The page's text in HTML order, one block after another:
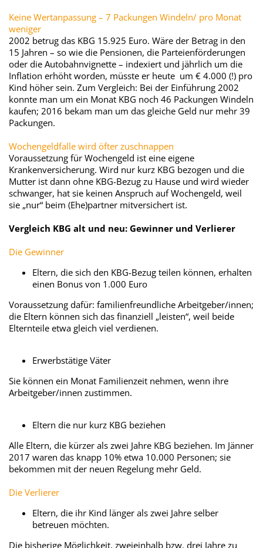
Keine Wertanpassung – 7 Packungen Windeln/ pro Monat
weniger
2002 betrug das KBG 15.925 Euro. Wäre der Betrag in den
15 Jahren – so wie die Pensionen, die Parteienförderungen
oder die Autobahnvignette – indexiert und jährlich um die
Inflation erhöht worden, müsste er heute um € 4.000 (!) pro
Kind höher sein. Zum Vergleich: Bei der Einführung 2002
konnte man um ein Monat KBG noch 46 Packungen Windeln
kaufen; 2016 bekam man um das gleiche Geld nur mehr 39
Packungen.
Wochengeldfalle wird öfter zuschnappen
Voraussetzung für Wochengeld ist eine eigene
Krankenversicherung. Wird nur kurz KBG bezogen und die
Mutter ist dann ohne KBG-Bezug zu Hause und wird wieder
schwanger, hat sie keinen Anspruch auf Wochengeld, weil
sie „nur“ beim (Ehe)partner mitversichert ist.
Vergleich KBG alt und neu: Gewinner und Verlierer
Die Gewinner
Eltern, die sich den KBG-Bezug teilen können, erhalten
einen Bonus von 1.000 Euro
Voraussetzung dafür: familienfreundliche Arbeitgeber/innen;
die Eltern können sich das finanziell „leisten“, weil beide
Elternteile etwa gleich viel verdienen.
Erwerbstätige Väter
Sie können ein Monat Familienzeit nehmen, wenn ihre
Arbeitgeber/innen zustimmen.
Eltern die nur kurz KBG beziehen
Alle Eltern, die kürzer als zwei Jahre KBG beziehen. Im Jänner
2017 waren das knapp 10% etwa 10.000 Personen; sie
bekommen mit der neuen Regelung mehr Geld.
Die Verlierer
Eltern, die ihr Kind länger als zwei Jahre selber
betreuen möchten.
Die bisherige Möglichkeit, zweieinhalb bzw. drei Jahre zu